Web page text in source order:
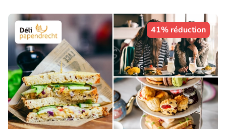
41% réduction